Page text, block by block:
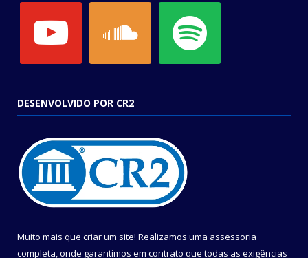
DESENVOLVIDO POR CR2
Muito mais que criar um site! Realizamos uma assessoria
completa, onde garantimos em contrato que todas as exigências